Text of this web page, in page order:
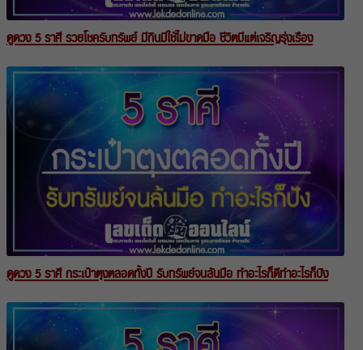
ดูดวง 5 ราศี รวยโชครับทรัพย์ มีกินมีใช้ไม่ขาดมือ ชีวิตมีแต่เจริญรุ่งเรือง
ดูดวง 5 ราศี กระเป๋าตุงตลอดทั้งปี รับทรัพย์จนล้นมือ ทำอะไรก็ดีทำอะไรก็ปัง